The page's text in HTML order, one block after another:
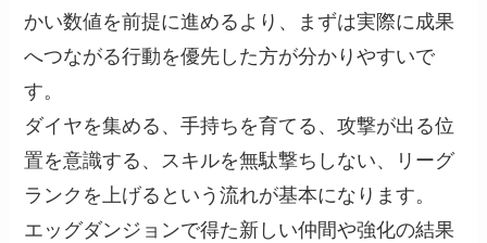
かい数値を前提に進めるより、まずは実際に成果
へつながる行動を優先した方が分かりやすいで
す。
ダイヤを集める、手持ちを育てる、攻撃が出る位
置を意識する、スキルを無駄撃ちしない、リーグ
ランクを上げるという流れが基本になります。
エッグダンジョンで得た新しい仲間や強化の結果